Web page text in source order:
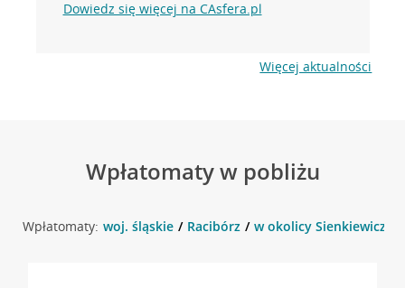
Dowiedz się więcej na CAsfera.pl
Więcej aktualności
Wpłatomaty w pobliżu
Wpłatomaty: woj. śląskie Racibórz w okolicy Sienkiewicza